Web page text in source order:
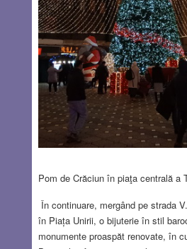
Pom de Crăciun în piaţa centrală a
În continuare, mergând pe strada
în Piața Unirii, o bijuterie în stil
monumente proaspăt renovate, în